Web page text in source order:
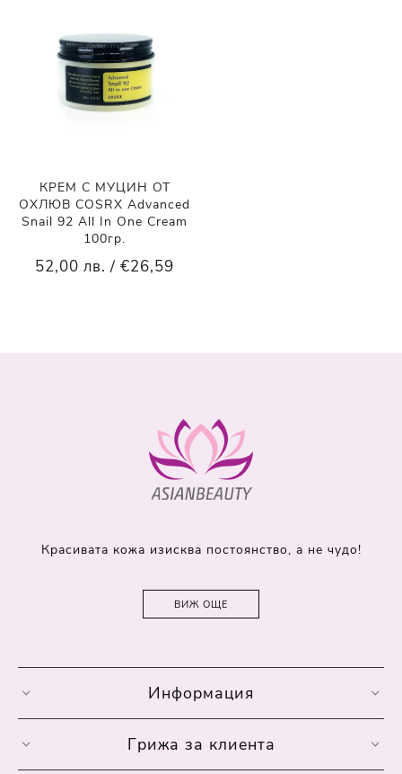
КРЕМ С МУЦИН ОТ
ОХЛЮВ COSRX Advanced
Snail 92 All In One Cream
100гр.
52,00 лв. / €26,59
Красивата кожа изисква постоянство, а не чудо!
ВИЖ ОЩЕ
Информация
Грижа за клиента